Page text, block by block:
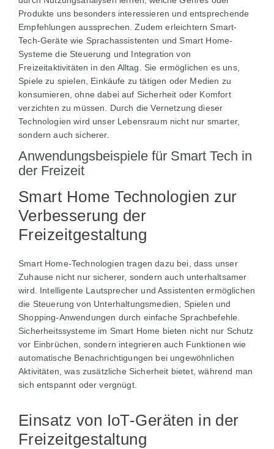
Produkte uns besonders interessieren und entsprechende
Empfehlungen aussprechen. Zudem erleichtern Smart-
Tech-Geräte wie Sprachassistenten und Smart Home-
Systeme die Steuerung und Integration von
Freizeitaktivitäten in den Alltag. Sie ermöglichen es uns,
Spiele zu spielen, Einkäufe zu tätigen oder Medien zu
konsumieren, ohne dabei auf Sicherheit oder Komfort
verzichten zu müssen. Durch die Vernetzung dieser
Technologien wird unser Lebensraum nicht nur smarter,
sondern auch sicherer.
Anwendungsbeispiele für Smart Tech in
der Freizeit
Smart Home Technologien zur
Verbesserung der
Freizeitgestaltung
Smart Home-Technologien tragen dazu bei, dass unser
Zuhause nicht nur sicherer, sondern auch unterhaltsamer
wird. Intelligente Lautsprecher und Assistenten ermöglichen
die Steuerung von Unterhaltungsmedien, Spielen und
Shopping-Anwendungen durch einfache Sprachbefehle.
Sicherheitssysteme im Smart Home bieten nicht nur Schutz
vor Einbrüchen, sondern integrieren auch Funktionen wie
automatische Benachrichtigungen bei ungewöhnlichen
Aktivitäten, was zusätzliche Sicherheit bietet, während man
sich entspannt oder vergnügt.
Einsatz von IoT-Geräten in der
Freizeitgestaltung